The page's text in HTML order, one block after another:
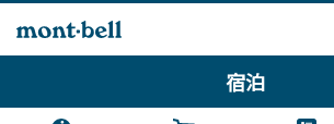
宿泊